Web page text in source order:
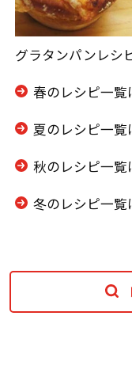
グラタンパンレシ
春のレシピ一覧
夏のレシピ一覧
秋のレシピ一覧
冬のレシピ一覧